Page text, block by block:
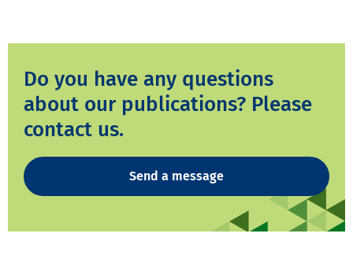
Do you have any questions
about our publications? Please
contact us.
Send a message